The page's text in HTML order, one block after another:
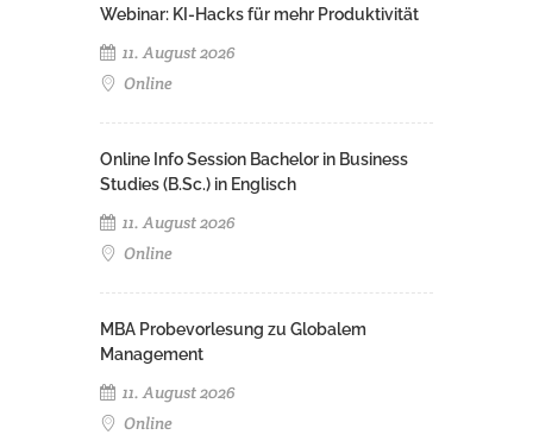
Webinar: KI-Hacks für mehr Produktivität
11. August 2026
Online
Online Info Session Bachelor in Business
Studies (B.Sc.) in Englisch
11. August 2026
Online
MBA Probevorlesung zu Globalem
Management
11. August 2026
Online